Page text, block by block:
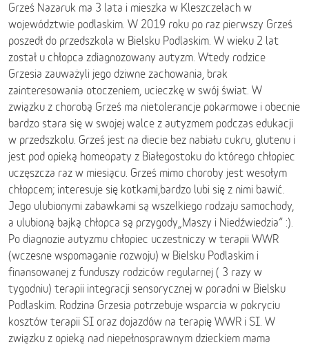
Grześ Nazaruk ma 3 lata i mieszka w Kleszczelach w
województwie podlaskim. W 2019 roku po raz pierwszy Grześ
poszedł do przedszkola w Bielsku Podlaskim. W wieku 2 lat
został u chłopca zdiagnozowany autyzm. Wtedy rodzice
Grzesia zauważyli jego dziwne zachowania, brak
zainteresowania otoczeniem, ucieczkę w swój świat. W
związku z chorobą Grześ ma nietolerancje pokarmowe i obecnie
bardzo stara się w swojej walce z autyzmem podczas edukacji
w przedszkolu. Grześ jest na diecie bez nabiału cukru, glutenu i
jest pod opieką homeopaty z Białegostoku do którego chłopiec
uczęszcza raz w miesiącu. Grześ mimo choroby jest wesołym
chłopcem; interesuje się kotkami,bardzo lubi się z nimi bawić.
Jego ulubionymi zabawkami są wszelkiego rodzaju samochody,
a ulubioną bajką chłopca są przygody„Maszy i Niedźwiedzia” :).
Po diagnozie autyzmu chłopiec uczestniczy w terapii WWR
(wczesne wspomaganie rozwoju) w Bielsku Podlaskim i
finansowanej z funduszy rodziców regularnej ( 3 razy w
tygodniu) terapii integracji sensorycznej w poradni w Bielsku
Podlaskim. Rodzina Grzesia potrzebuje wsparcia w pokryciu
kosztów terapii SI oraz dojazdów na terapię WWR i SI. W
związku z opieką nad niepełnosprawnym dzieckiem mama